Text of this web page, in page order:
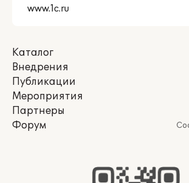
Каталог
Внедрения
Публикации
Мероприятия
Партнеры
Форум